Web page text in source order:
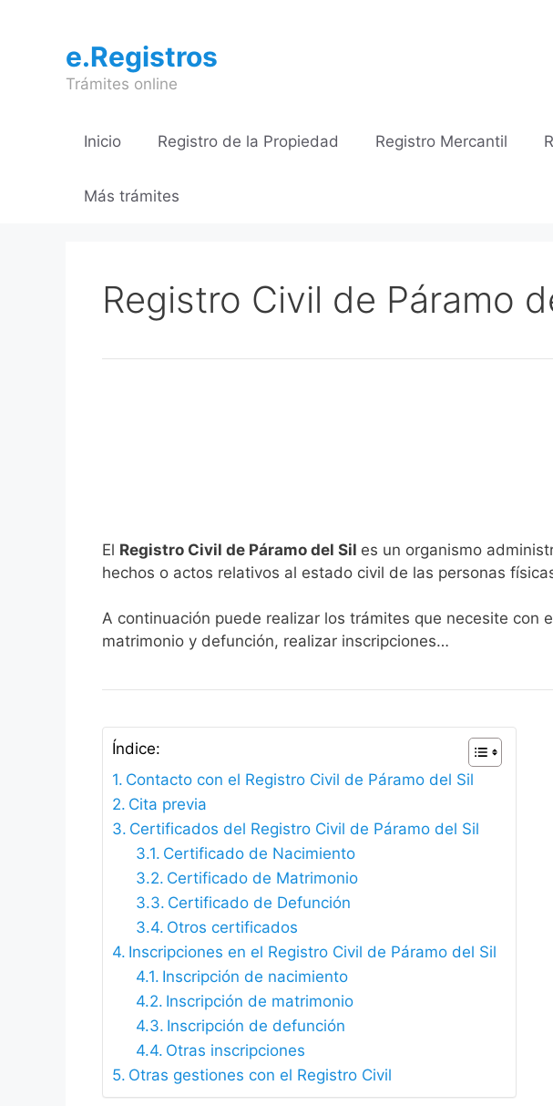
contenidoe.Registros
Trámites online
Inicio Registro de la Propiedad Registro Mercantil
Más trámites
Registro Civil de Páramo
El Registro Civil de Páramo del Sil es un organismo
hechos o actos relativos al estado civil de las personas
A continuación puede realizar los trámites que necesite con
matrimonio y defunción, realizar inscripciones…
Índice:
Contacto con el Registro Civil de Páramo del Sil
Cita previa
Certificados del Registro Civil de Páramo del Sil
Certificado de Nacimiento
Certificado de Matrimonio
Certificado de Defunción
Otros certificados
Inscripciones en el Registro Civil de Páramo del Sil
Inscripción de nacimiento
Inscripción de matrimonio
Inscripción de defunción
Otras inscripciones
Otras gestiones con el Registro Civil